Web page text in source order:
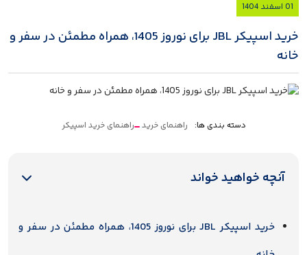
01 اسفند 1404
خرید اسپیکر JBL برای نوروز 1405، همراه مطمئن در سفر و
خانه
دسته بندی ها: راهنمای خرید راهنمای خرید اسپیکر
آنچه خواهید خواند
خرید اسپیکر JBL برای نوروز 1405، همراه مطمئن در سفر و